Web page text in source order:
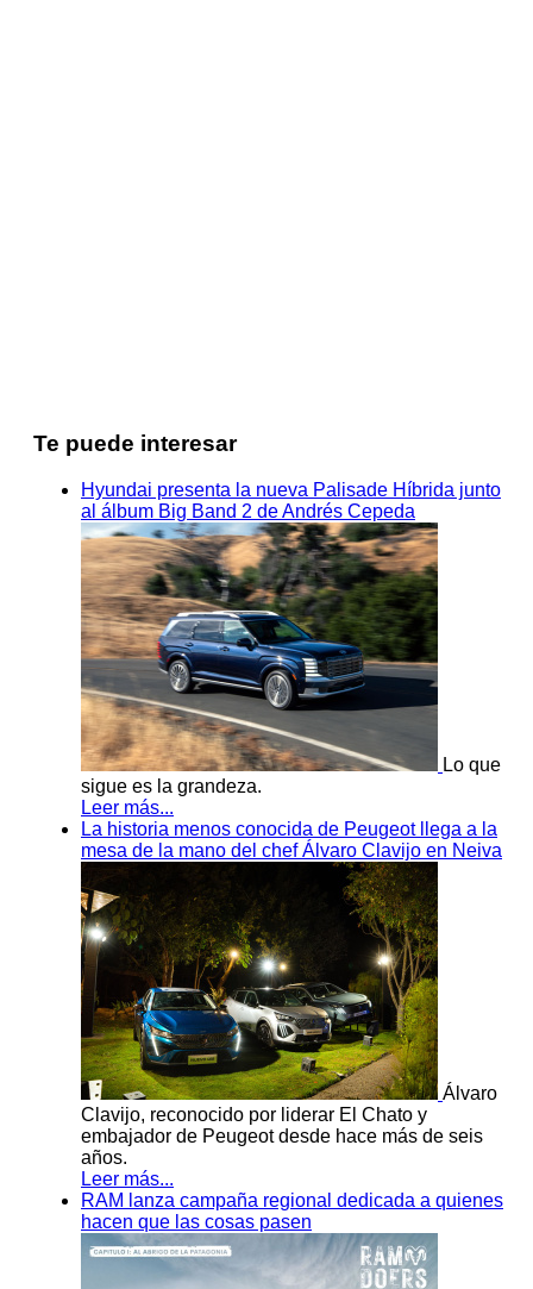
Te puede interesar
Hyundai presenta la nueva Palisade Híbrida junto
al álbum Big Band 2 de Andrés Cepeda
Lo que
sigue es la grandeza.
Leer más...
La historia menos conocida de Peugeot llega a la
mesa de la mano del chef Álvaro Clavijo en Neiva
Álvaro
Clavijo, reconocido por liderar El Chato y
embajador de Peugeot desde hace más de seis
años.
Leer más...
RAM lanza campaña regional dedicada a quienes
hacen que las cosas pasen